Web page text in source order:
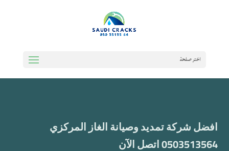
اختر صفحة
افضل شركة تمديد وصيانة الغاز المركزي
0503513564 اتصل الآن